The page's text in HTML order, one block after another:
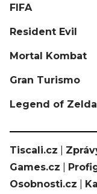
FIFA
Resident Evil
Mortal Kombat
Gran Turismo
Legend of Zelda
Tiscali.cz
Games.cz
Osobnosti.cz